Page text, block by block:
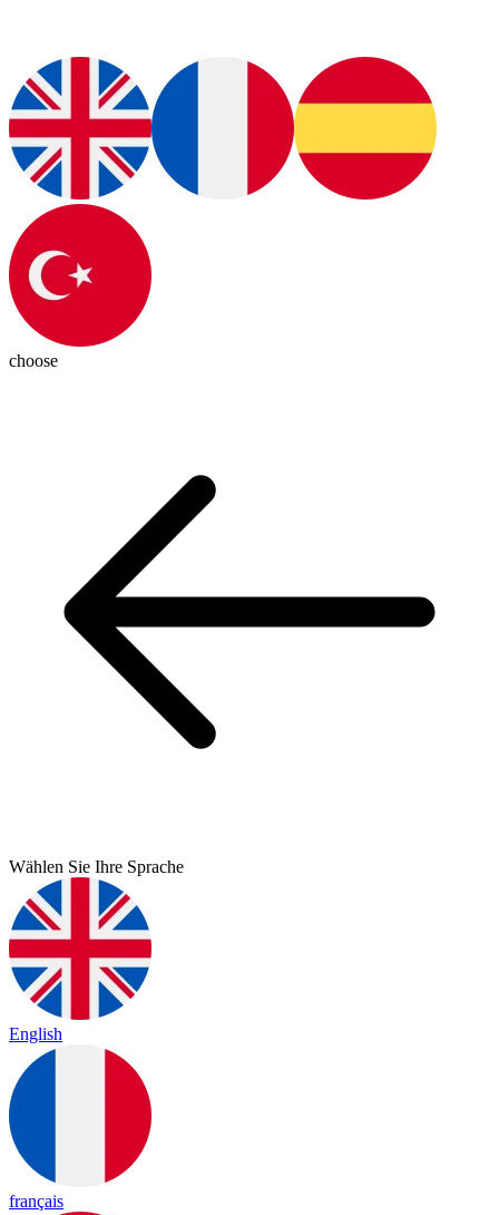
choose
Wählen Sie Ihre Sprache
English
français